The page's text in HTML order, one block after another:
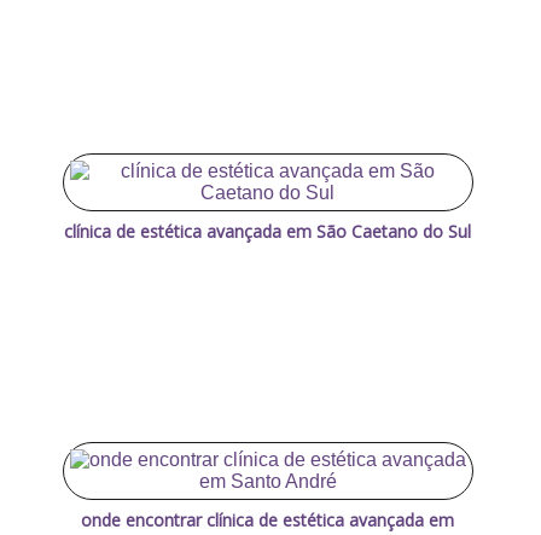
clínica de estética avançada em São Caetano do Sul
onde encontrar clínica de estética avançada em